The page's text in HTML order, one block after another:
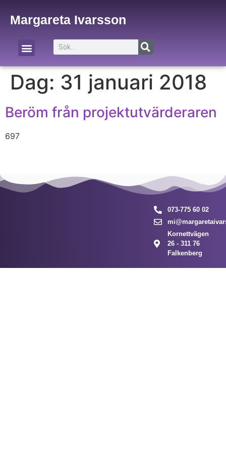
Margareta Ivarsson
Dag: 31 januari 2018
Beröm från projektutvärderaren
697
073-775 60 02
Kornettvägen
26 - 311 76
Falkenberg